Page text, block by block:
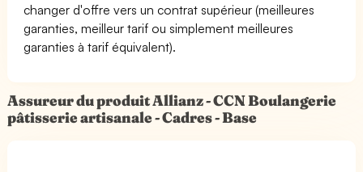
changer d'offre vers un contrat supérieur (meilleures
garanties, meilleur tarif ou simplement meilleures
garanties à tarif équivalent).
Assureur du produit Allianz - CCN Boulangerie
pâtisserie artisanale - Cadres - Base